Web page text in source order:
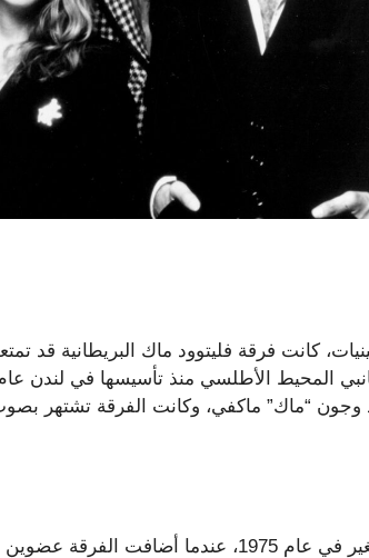
كانت فرقة فليتوود ماك البريطانية قد
وجون “ماك” ماكفي، وكانت الفرقة تشتهر
لكن كل ذلك تغير في عام 1975، عندما